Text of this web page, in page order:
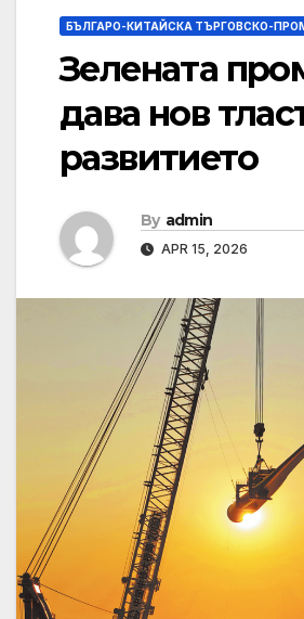
БЪЛГАРО-КИТАЙСКА ТЪРГОВСКО-
Зелената
дава нов
развитието
By admin
APR 15, 2026